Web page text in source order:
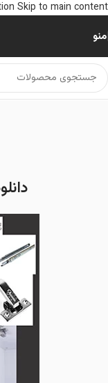
Skip to main content
منو